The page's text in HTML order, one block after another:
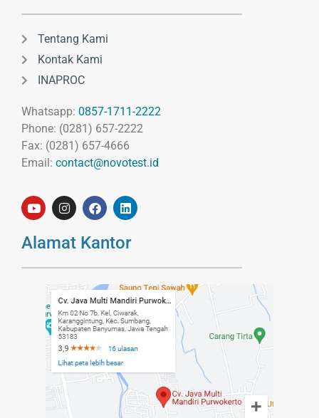
Tentang Kami
Kontak Kami
INAPROC
Whatsapp: 0857-1711-2222
Phone: (0281) 657-2222
Fax: (0281) 657-4666
Email: contact@novotest.id
Alamat Kantor